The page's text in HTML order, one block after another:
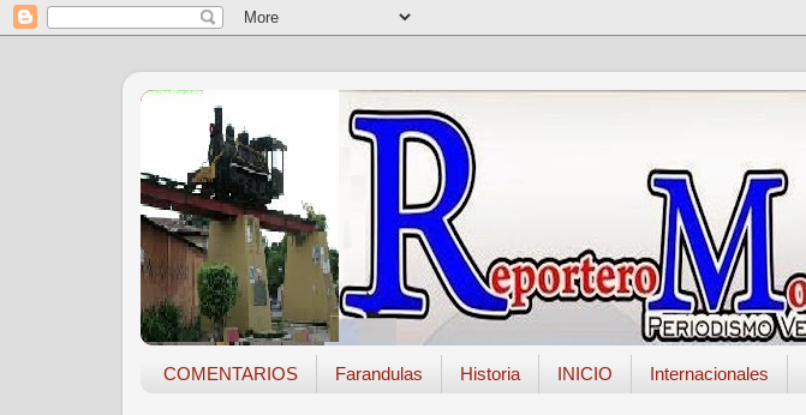
COMENTARIOS Farandulas Historia INICIO Internacionales